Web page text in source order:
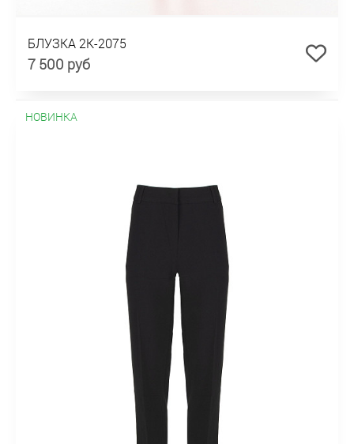
БЛУЗКА 2К-2075
7 500 руб
НОВИНКА